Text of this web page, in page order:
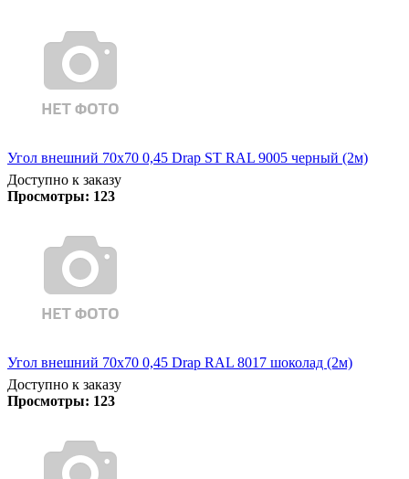
Угол внешний 70х70 0,45 Drap ST RAL 9005 черный (2м)
Доступно к заказу
Просмотры: 123
Угол внешний 70х70 0,45 Drap RAL 8017 шоколад (2м)
Доступно к заказу
Просмотры: 123